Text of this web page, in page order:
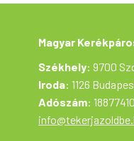
Magyar
Székhely: 9700
Iroda: 1126
Adószám: